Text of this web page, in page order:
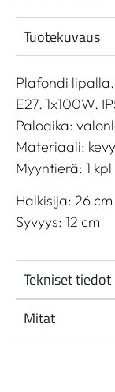
Tuotekuvaus
Plafondi
E27. 1x100W.
Paloaika:
Materiaali:
Myyntierä: 1 kpl
Halkisija: 26 cm
Syvyys: 12 cm
Tekniset tiedot
Mitat